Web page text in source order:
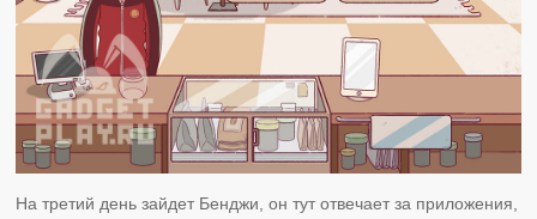
На третий день зайдет Бенджи, он тут отвечает за приложения,